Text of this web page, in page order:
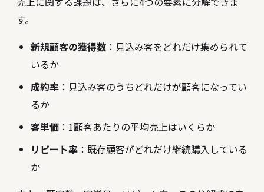
す。
新規顧客の獲得数 ：見込み客をどれだけ集められて
いるか
成約率 ：見込み客のうちどれだけが顧客になってい
るか
客単価 ：1顧客あたりの平均売上はいくらか
リピート率 ：既存顧客がどれだけ継続購入している
か